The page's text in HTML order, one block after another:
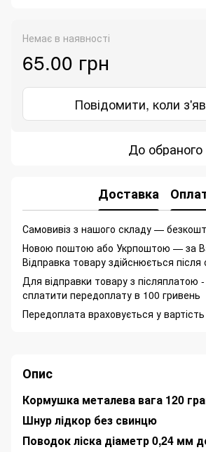
Немає в наявності
65.00 грн
Повідомити, коли
До обраного
Доставка
Самовивіз з нашого складу —
Новою поштою або Укрпоштою — за
Відправка товару здійснюється після
Для відправки товару з післяплатою -
сплатити передоплату в 100 гривень
Передоплата враховується у
Опис
Кормушка металева вага 120
Шнур лідкор без свинцю
Поводок ліска діаметр 0,24 мм